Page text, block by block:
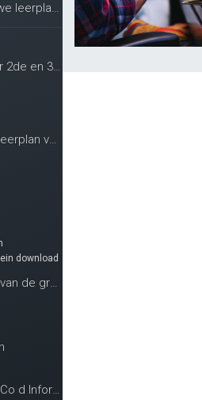
Een introductie in de nieuwe leerplannen van de derde graad
Deel 1a Situering structuur 2de en 3de graad
Deel 1b Opbouw van een leerplan vormingsconcept
download
Deel 2c Wat op het einde van de graad
Deel 4 leerplandoelen III InCo d Informaticawetenschappen